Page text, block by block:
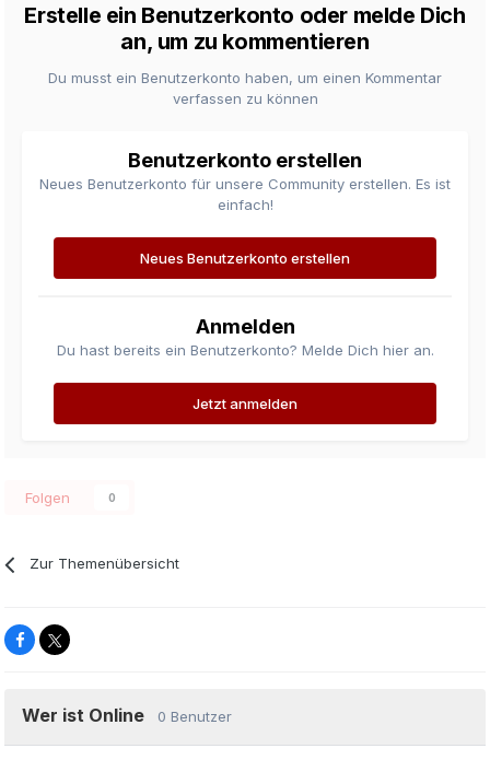
Erstelle ein Benutzerkonto oder melde Dich
an, um zu kommentieren
Du musst ein Benutzerkonto haben, um einen Kommentar
verfassen zu können
Benutzerkonto erstellen
Neues Benutzerkonto für unsere Community erstellen. Es ist
einfach!
Neues Benutzerkonto erstellen
Anmelden
Du hast bereits ein Benutzerkonto? Melde Dich hier an.
Jetzt anmelden
Folgen 0
Zur Themenübersicht
Wer ist Online 0 Benutzer